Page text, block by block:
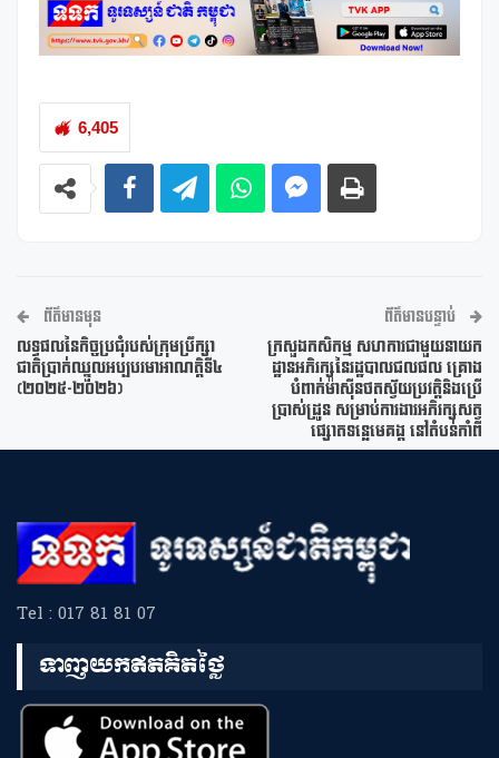
6,405
ព័ត៌មានមុន
លទ្ធផលនៃកិច្ចប្រជុំរបស់ក្រុមប្រឹក្សា
ជាតិប្រាក់ឈ្នួលអប្បបរមាអាណត្តិទី៤
(២០២៥-២០២៦)
ព័ត៌មានបន្ទាប់
ក្រសួងកសិកម្ម សហការជាមួយនាយក
ដ្ឋានអភិរក្សនៃរដ្ឋបាលជល​ផល គ្រោង
បំពាក់ម៉ាស៊ីនថតស្វ័យ​ប្រវត្តិនិងប្រើ
ប្រាស់ដ្រូន សម្រាប់ការងារអភិរក្សសត្វ
ផ្សោតទន្លេមេគង្គ នៅតំបន់កាំពី
Tel : 017 81 81 07
ទាញយកឥតគិតថ្លៃ